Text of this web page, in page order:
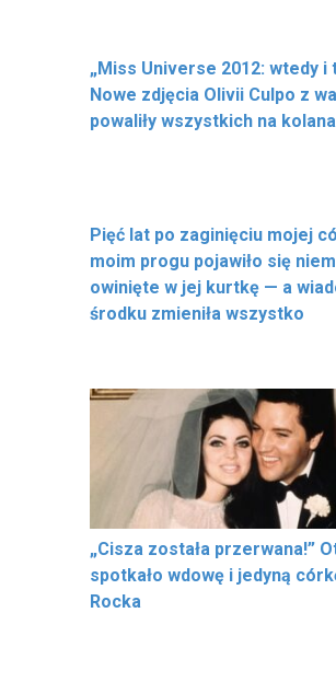
„Miss Universe 2012: wtedy i
Nowe zdjęcia Olivii Culpo z
powaliły wszystkich na kolana
Pięć lat po zaginięciu mojej
moim progu pojawiło się
owinięte w jej kurtkę — a
środku zmieniła wszystko
„Cisza została przerwana!”
spotkało wdowę i jedyną
Rocka